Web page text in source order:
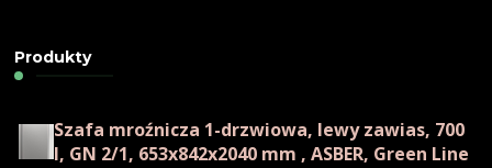
Produkty
Szafa mroźnicza 1-drzwiowa, lewy zawias, 700
l, GN 2/1, 653x842x2040 mm , ASBER, Green Line